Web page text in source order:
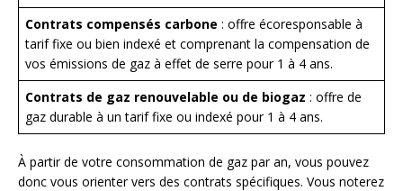
Contrats compensés carbone : offre écoresponsable à
tarif fixe ou bien indexé et comprenant la compensation de
vos émissions de gaz à effet de serre pour 1 à 4 ans.
Contrats de gaz renouvelable ou de biogaz : offre de
gaz durable à un tarif fixe ou indexé pour 1 à 4 ans.
À partir de votre consommation de gaz par an, vous pouvez
donc vous orienter vers des contrats spécifiques. Vous noterez